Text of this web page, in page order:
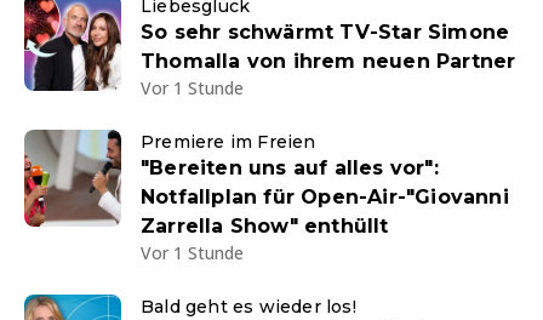
Liebesglück
So sehr schwärmt TV-Star Simone
Thomalla von ihrem neuen Partner
Vor 1 Stunde
Premiere im Freien
"Bereiten uns auf alles vor":
Notfallplan für Open-Air-"Giovanni
Zarrella Show" enthüllt
Vor 1 Stunde
Bald geht es wieder los!